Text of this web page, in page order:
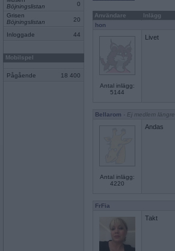
Böjningslistan
0
Grisen
Böjningslistan
20
Inloggade 44
Mobilspel
Pågående 18 400
Användare
Inlägg
hon
Antal inlägg:
5144
Livet
Bellarom - Ej medlem längre
Antal inlägg:
4220
Andas
FrFia
Takt